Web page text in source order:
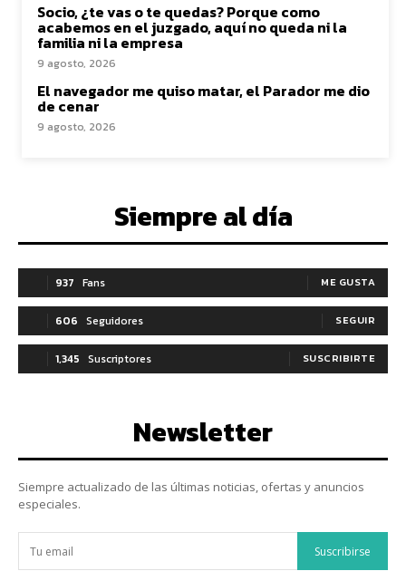
Socio, ¿te vas o te quedas? Porque como
acabemos en el juzgado, aquí no queda ni la
familia ni la empresa
9 agosto, 2026
El navegador me quiso matar, el Parador me dio
de cenar
9 agosto, 2026
Siempre al día
937 Fans ME GUSTA
606 Seguidores SEGUIR
1,345 Suscriptores SUSCRIBIRTE
Newsletter
Siempre actualizado de las últimas noticias, ofertas y anuncios
especiales.
Suscribirse